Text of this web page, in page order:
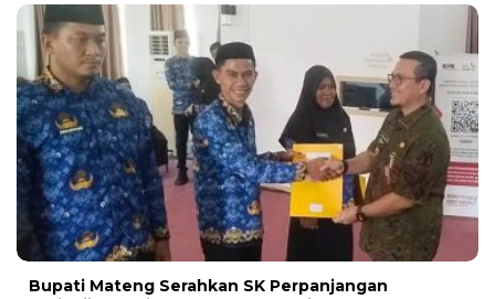
Bupati Mateng Serahkan SK Perpanjangan